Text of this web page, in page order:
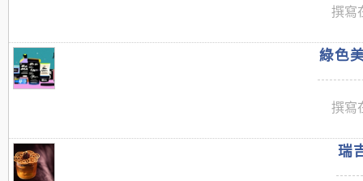
撰寫
綠色
撰寫
瑞